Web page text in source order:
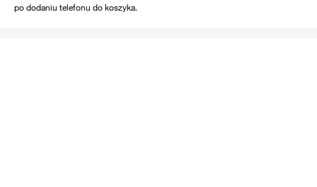
po dodaniu telefonu do koszyka.